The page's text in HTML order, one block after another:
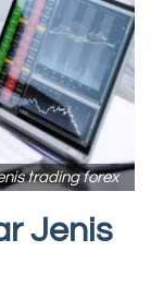
trading forex
Jenis